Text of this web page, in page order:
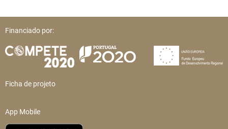
Financiado por:
Ficha de projeto
App Mobile